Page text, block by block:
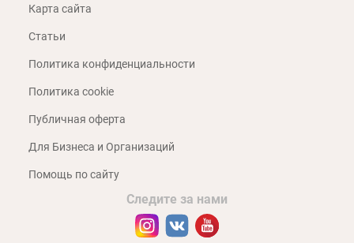
Карта сайта
Статьи
Политика конфиденциальности
Политика cookie
Публичная оферта
Для Бизнеса и Организаций
Помощь по сайту
Следите за нами